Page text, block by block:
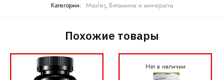
Категории: Maxler, Витамины и минералы
Похожие товары
Нет в наличии